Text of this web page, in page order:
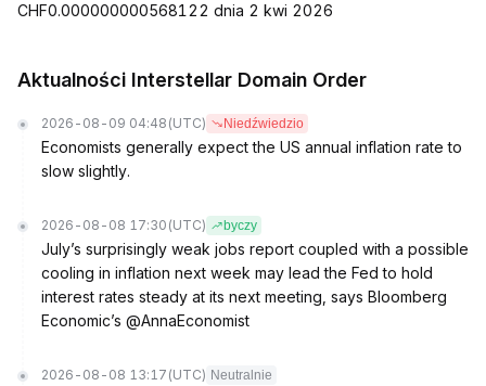
CHF0.000000000568122 dnia 2 kwi 2026
Aktualności Interstellar Domain Order
2026-08-09 04:48 (UTC) Niedźwiedzio
Economists generally expect the US annual inflation rate to
slow slightly.
2026-08-08 17:30 (UTC) byczy
July’s surprisingly weak jobs report coupled with a possible
cooling in inflation next week may lead the Fed to hold
interest rates steady at its next meeting, says Bloomberg
Economic’s @AnnaEconomist
2026-08-08 13:17 (UTC) Neutralnie